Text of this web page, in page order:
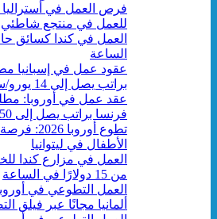
فرص العمل في
للعمل في منتجع شاطئي
الساعة
عقود عمل في إسبانيا
براتب يصل إلى 14 يورو/ساعة
عقد عمل في أوروبا:
فرنسا براتب يصل إلى 2050 يورو شهرياً
تطوع
الأطفال في ليتوانيا
العمل في مزارع كندا
من 15 دولارًا في الساعة
العمل التطوعي في
ألمانيا مجانًا عبر فيلق